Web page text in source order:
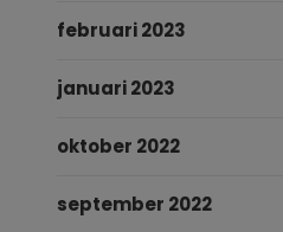
februari 2023
januari 2023
oktober 2022
september 2022